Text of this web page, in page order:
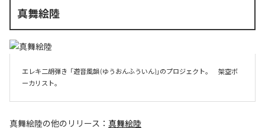
真舞絵陸
エレキ二胡弾き  「遊音風韻 (ゆうおんふういん)」のプロジェクト。　架空ボ
ーカリスト。
真舞絵陸の他のリリース： 真舞絵陸